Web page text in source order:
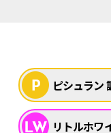
ピシュラン
リトルホワ